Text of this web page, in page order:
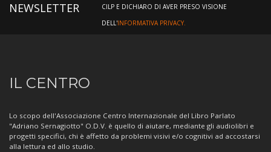
NEWSLETTER
CILP E DICHIARO DI AVER PRESO VISIONE
DELL'INFORMATIVA PRIVACY.
Informazioni
sul
Centro
IL CENTRO
Lo scopo dell'Associazione Centro Internazionale del Libro Parlato
"Adriano Sernagiotto" O.D.V. è quello di aiutare, mediante gli audiolibri e
progetti specifici, chi è affetto da problemi visivi e/o cognitivi ad accostarsi
alla lettura ed allo studio.